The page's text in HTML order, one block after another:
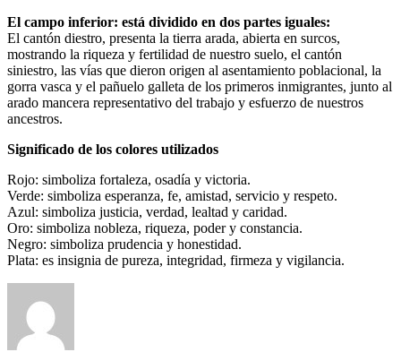
El campo inferior: está dividido en dos partes iguales:
El cantón diestro, presenta la tierra arada, abierta en surcos,
mostrando la riqueza y fertilidad de nuestro suelo, el cantón
siniestro, las vías que dieron origen al asentamiento poblacional, la
gorra vasca y el pañuelo galleta de los primeros inmigrantes, junto al
arado mancera representativo del trabajo y esfuerzo de nuestros
ancestros.
Significado de los colores utilizados
Rojo: simboliza fortaleza, osadía y victoria.
Verde: simboliza esperanza, fe, amistad, servicio y respeto.
Azul: simboliza justicia, verdad, lealtad y caridad.
Oro: simboliza nobleza, riqueza, poder y constancia.
Negro: simboliza prudencia y honestidad.
Plata: es insignia de pureza, integridad, firmeza y vigilancia.